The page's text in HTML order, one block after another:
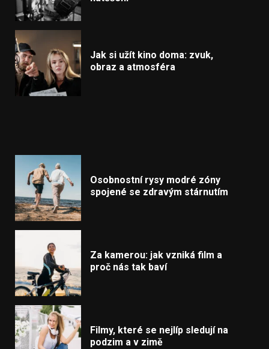
Jak si užít kino doma: zvuk,
obraz a atmosféra
Osobnostní rysy modré zóny
spojené se zdravým stárnutím
Za kamerou: jak vzniká film a
proč nás tak baví
Filmy, které se nejlíp sledují na
podzim a v zimě